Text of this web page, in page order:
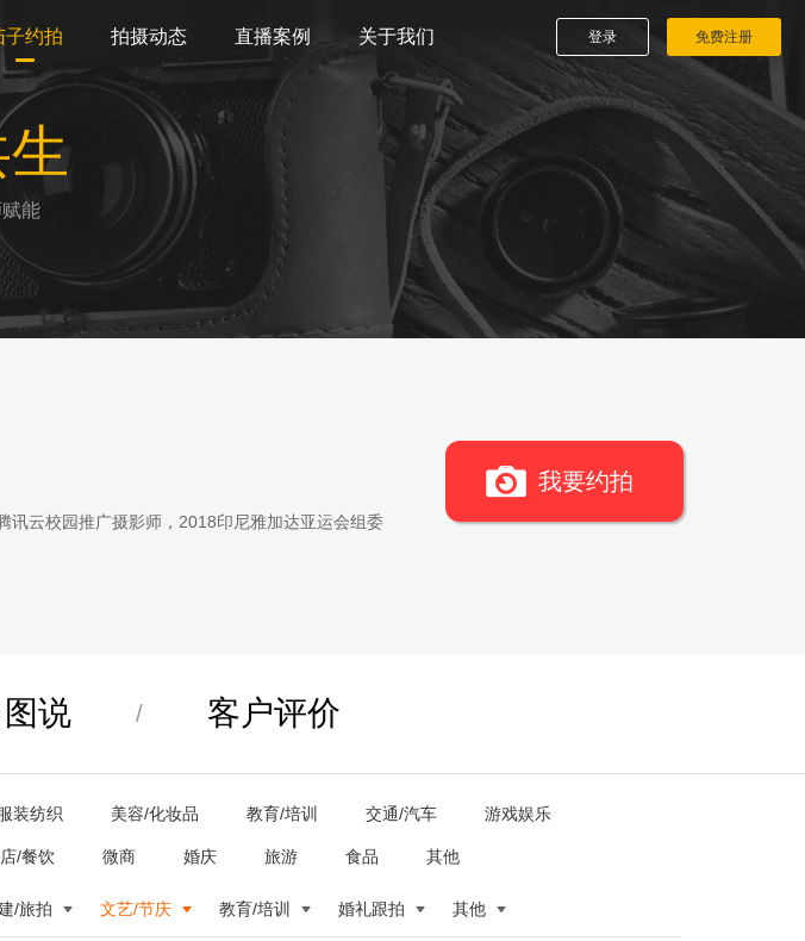
子约拍 拍摄动态 直播案例 关于我们 登录 免费注册
能
讯云校园推广摄影师，2018印尼雅加达亚运会组委
我要约拍
说 / 客户评价
装纺织 美容/化妆品 教育/培训 交通/汽车 游戏娱乐
/餐饮 微商 婚庆 旅游 食品 其他
/旅拍 文艺/节庆 教育/培训 婚礼跟拍 其他